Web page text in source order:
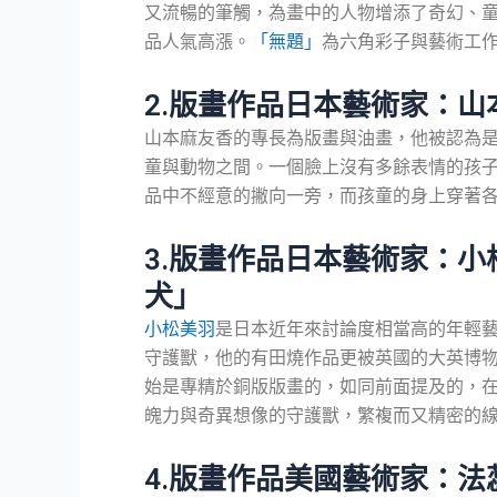
又流暢的筆觸，為畫中的人物增添了奇幻、
品人氣高漲。
「無題」 為六角彩子與藝術工
2.版畫作品日本藝術家：山
山本麻友香的專長為版畫與油畫，他被認為
童與動物之間。一個臉上沒有多餘表情的孩
品中不經意的撇向一旁，而孩童的身上穿著
3.版畫作品日本藝術家：
犬」
小松美羽是日本近年來討論度相當高的年輕
守護獸，他的有田燒作品更被英國的大英博
始是專精於銅版版畫的，如同前面提及的，
魄力與奇異想像的守護獸，繁複而又精密的
4.版畫作品美國藝術家：